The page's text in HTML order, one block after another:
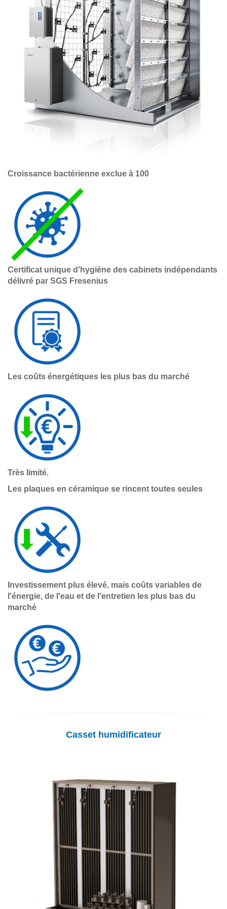
Croissance bactérienne exclue à 100
Certificat unique d'hygiène des cabinets indépendants
délivré par SGS Fresenius
Les coûts énergétiques les plus bas du marché
Très limité.
Les plaques en céramique se rincent toutes seules
Investissement plus élevé, mais coûts variables de
l'énergie, de l'eau et de l'entretien les plus bas du
marché
Casset humidificateur